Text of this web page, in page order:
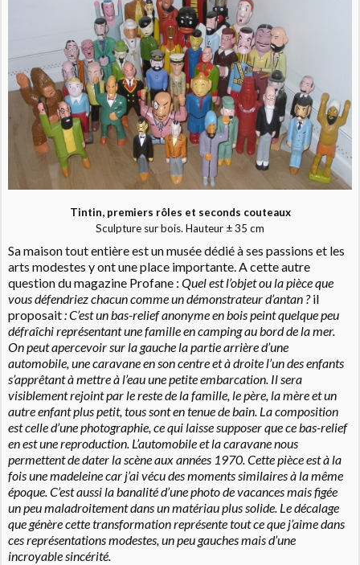
Tintin, premiers rôles et seconds couteaux
Sculpture sur bois. Hauteur ± 35 cm
Sa maison tout entière est un musée dédié à ses passions et les
arts modestes y ont une place importante. A cette autre
question du magazine Profane :Quel est l’objet ou la pièce que
vous défendriez chacun comme un démonstrateur d’antan ?il
proposait: C’est un bas-relief anonyme en bois peint quelque peu
défraîchi représentant une famille en camping au bord de la mer.
On peut apercevoir sur la gauche la partie arrière d’une
automobile, une caravane en son centre et à droite l’un des enfants
s’apprêtant à mettre à l’eau une petite embarcation. Il sera
visiblement rejoint par le reste de la famille, le père, la mère et un
autre enfant plus petit, tous sont en tenue de bain. La composition
est celle d’une photographie, ce qui laisse supposer que ce bas-relief
en est une reproduction. L’automobile et la caravane nous
permettent de dater la scène aux années 1970. Cette pièce est à la
fois une madeleine car j’ai vécu des moments similaires à la même
époque. C’est aussi la banalité d’une photo de vacances mais figée
un peu maladroitement dans un matériau plus solide. Le décalage
que génère cette transformation représente tout ce que j’aime dans
ces représentations modestes, un peu gauches mais d’une
incroyable sincérité.